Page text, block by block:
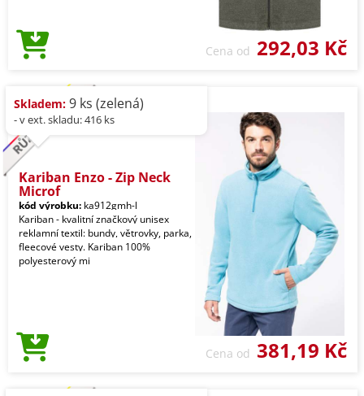
Cena od 292,03 Kč
Skladem: 9 ks (zelená)
- v ext. skladu: 416 ks
Kariban Enzo - Zip Neck
Microf
kód výrobku: ka912gmh-l
Kariban - kvalitní značkový unisex
reklamní textil: bundy, větrovky, parka,
fleecové vesty. Kariban 100%
polyesterový mi
Cena od 381,19 Kč